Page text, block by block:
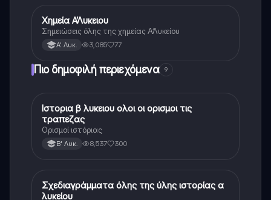
Χημεία
Χημεία Α’Λυκειου
Σημειώσεις όλης της χημείας Α’Λυκείου
Α' Λυκ. 3,085 77
Πιο δημοφιλή περιεχόμενα 9
Ιστορία
Ιστορια β λυκειου ολοι οι ορισμοι τις
τραπεζας
Ορισμοί ιστόριας
Β' Λυκ. 8,537 300
Ιστορία
Σχεδιαγράμματα όλης της ύλης ιστορίας α
λυκείου